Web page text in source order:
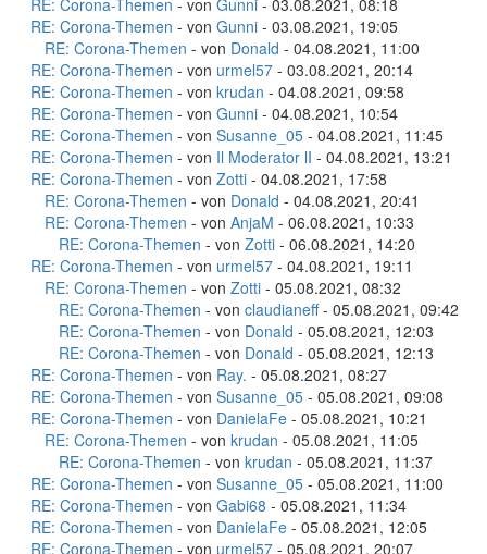
RE: Corona-Themen - von Gunni - 03.08.2021, 08:18
RE: Corona-Themen - von Gunni - 03.08.2021, 19:05
RE: Corona-Themen - von Donald - 04.08.2021, 11:00
RE: Corona-Themen - von urmel57 - 03.08.2021, 20:14
RE: Corona-Themen - von krudan - 04.08.2021, 09:58
RE: Corona-Themen - von Gunni - 04.08.2021, 10:54
RE: Corona-Themen - von Susanne_05 - 04.08.2021, 11:45
RE: Corona-Themen - von Il Moderator lI - 04.08.2021, 13:21
RE: Corona-Themen - von Zotti - 04.08.2021, 17:58
RE: Corona-Themen - von Donald - 04.08.2021, 20:41
RE: Corona-Themen - von AnjaM - 06.08.2021, 10:33
RE: Corona-Themen - von Zotti - 06.08.2021, 14:20
RE: Corona-Themen - von urmel57 - 04.08.2021, 19:11
RE: Corona-Themen - von Zotti - 05.08.2021, 08:32
RE: Corona-Themen - von claudianeff- 05.08.2021, 09:42
RE: Corona-Themen - von Donald - 05.08.2021, 12:03
RE: Corona-Themen - von Donald - 05.08.2021, 12:13
RE: Corona-Themen - von Ray. - 05.08.2021, 08:27
RE: Corona-Themen - von Susanne_05 - 05.08.2021, 09:08
RE: Corona-Themen - von DanielaFe - 05.08.2021, 10:21
RE: Corona-Themen - von krudan - 05.08.2021, 11:05
RE: Corona-Themen - von krudan - 05.08.2021, 11:37
RE: Corona-Themen - von Susanne_05 - 05.08.2021, 11:00
RE: Corona-Themen - von Gabi68 - 05.08.2021, 11:34
RE: Corona-Themen - von DanielaFe - 05.08.2021, 12:05
RE: Corona-Themen - von urmel57 - 05.08.2021, 20:07